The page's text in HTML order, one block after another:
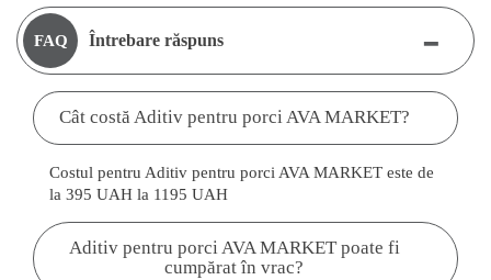
FAQ Întrebare răspuns -
Cât costă Aditiv pentru porci AVA MARKET?
Costul pentru Aditiv pentru porci AVA MARKET este de
la 395 UAH la 1195 UAH
Aditiv pentru porci AVA MARKET poate fi
cumpărat în vrac?